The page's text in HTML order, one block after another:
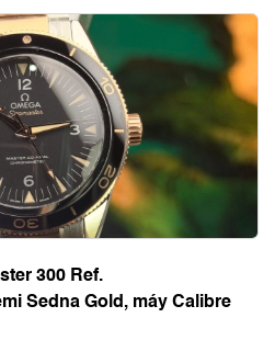
300 Ref.
Sedna Gold, máy Calibre